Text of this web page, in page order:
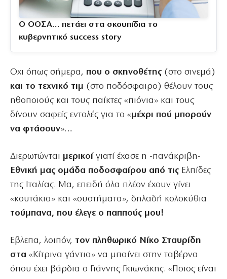
Ο ΟΟΣΑ… πετάει στα σκουπίδια το
κυβερνητικό success story
Oχι όπως σήμερα, που ο σκηνοθέτης (στο σινεμά)
και το τεχνικό τιμ (στο ποδόσφαιρο) θέλουν τους
ηθοποιούς και τους παίκτες «πιόνια» και τους
δίνουν σαφείς εντολές για το «μέχρι πού μπορούν
να φτάσουν»…
Διερωτώνται μερικοίγιατί έχασε η -πανάκριβη-
Εθνική μας ομάδα ποδοσφαίρου από τις Ελπίδες
της Ιταλίας. Μα, επειδή όλα πλέον έχουν γίνει
«κουτάκια» και «συστήματα», δηλαδή κολοκύθια
τούμπανα, που έλεγε ο παππούς μου!
Εβλεπα, λοιπόν, τον πληθωρικό Νίκο Σταυρίδη
στα «Κίτρινα γάντια» να μπαίνει στην ταβέρνα
όπου έχει βάρδια ο Γιάννης Γκιωνάκης. «Ποιος είναι